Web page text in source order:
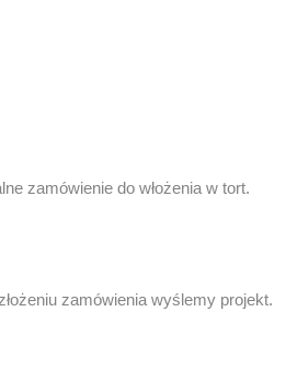
zamówienie do włożenia w tort.
zamówienia wyślemy projekt.